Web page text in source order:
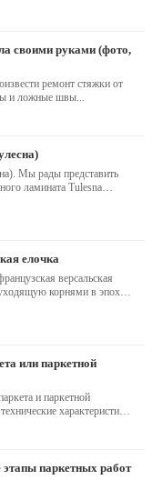
ремонт стяжки от
и ложные швы...
Мы рады представить
ламината Tulesna
елочка
версальская
корнями в эпоху
и паркетной
характеристики